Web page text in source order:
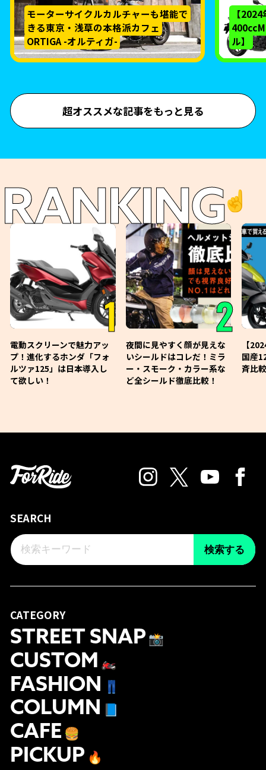
モーターサイクルカルチャーも堪能で
きる東京・浅草の本格派カフェ
ORTIGA -オルティガ-
【
ル】
超オススメな記事をもっと見る
RANKING☝️
1
電動スクリーンで魅力アッ
プ！進化するホンダ「フォ
ルツァ125」は日本導入し
て欲しい！
2
夜間に見やすく顔が見えな
いシールドはコレだ！ミラ
ー・スモーク・カラー系な
ど全シールド徹底比較！
【
国産
斉比
SEARCH
検索する
CATEGORY
STREET SNAP 📸
CUSTOM 🏍
FASHION 👖
COLUMN
CAFE 🍔
PICKUP 🔥